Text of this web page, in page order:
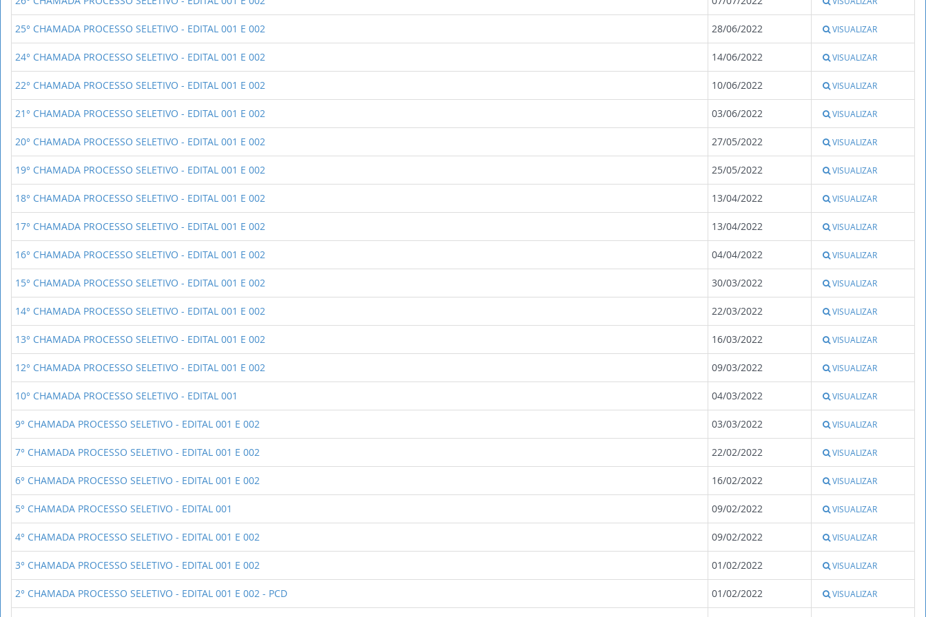
25° CHAMADA PROCESSO SELETIVO - EDITAL 001 E 002 28/06/2022 VISUALIZAR
24° CHAMADA PROCESSO SELETIVO - EDITAL 001 E 002 14/06/2022 VISUALIZAR
22° CHAMADA PROCESSO SELETIVO - EDITAL 001 E 002 10/06/2022 VISUALIZAR
21° CHAMADA PROCESSO SELETIVO - EDITAL 001 E 002 03/06/2022 VISUALIZAR
20° CHAMADA PROCESSO SELETIVO - EDITAL 001 E 002 27/05/2022 VISUALIZAR
19° CHAMADA PROCESSO SELETIVO - EDITAL 001 E 002 25/05/2022 VISUALIZAR
18° CHAMADA PROCESSO SELETIVO - EDITAL 001 E 002 13/04/2022 VISUALIZAR
17° CHAMADA PROCESSO SELETIVO - EDITAL 001 E 002 13/04/2022 VISUALIZAR
16° CHAMADA PROCESSO SELETIVO - EDITAL 001 E 002 04/04/2022 VISUALIZAR
15° CHAMADA PROCESSO SELETIVO - EDITAL 001 E 002 30/03/2022 VISUALIZAR
14° CHAMADA PROCESSO SELETIVO - EDITAL 001 E 002 22/03/2022 VISUALIZAR
13° CHAMADA PROCESSO SELETIVO - EDITAL 001 E 002 16/03/2022 VISUALIZAR
12° CHAMADA PROCESSO SELETIVO - EDITAL 001 E 002 09/03/2022 VISUALIZAR
10° CHAMADA PROCESSO SELETIVO - EDITAL 001 04/03/2022 VISUALIZAR
9° CHAMADA PROCESSO SELETIVO - EDITAL 001 E 002 03/03/2022 VISUALIZAR
7° CHAMADA PROCESSO SELETIVO - EDITAL 001 E 002 22/02/2022 VISUALIZAR
6° CHAMADA PROCESSO SELETIVO - EDITAL 001 E 002 16/02/2022 VISUALIZAR
5° CHAMADA PROCESSO SELETIVO - EDITAL 001 09/02/2022 VISUALIZAR
4° CHAMADA PROCESSO SELETIVO - EDITAL 001 E 002 09/02/2022 VISUALIZAR
3° CHAMADA PROCESSO SELETIVO - EDITAL 001 E 002 01/02/2022 VISUALIZAR
2° CHAMADA PROCESSO SELETIVO - EDITAL 001 E 002 - PCD 01/02/2022 VISUALIZAR